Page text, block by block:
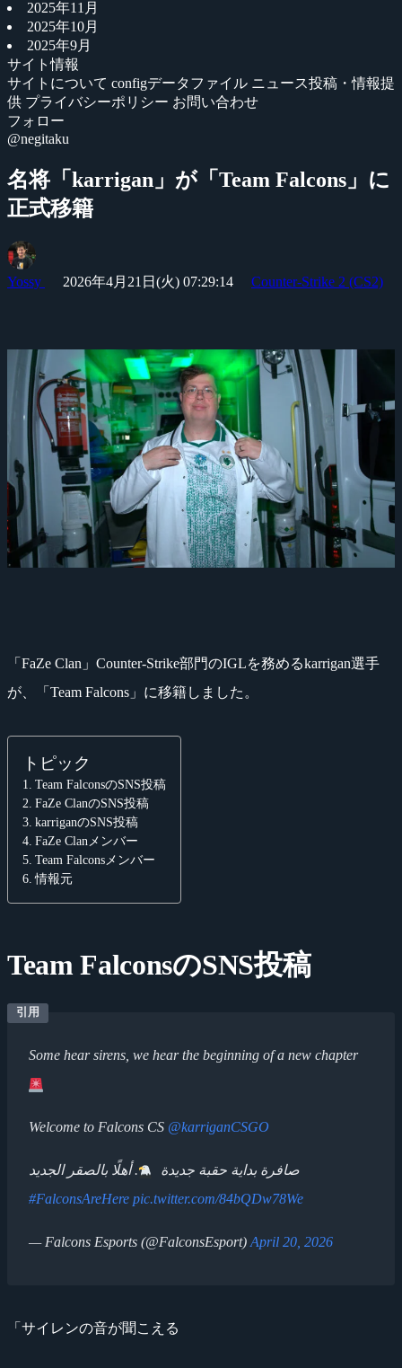
2025年11月
2025年10月
2025年9月
サイト情報
サイトについて configデータファイル ニュース投稿・情報提
供 プライバシーポリシー お問い合わせ
フォロー
@negitaku
名将「karrigan」が「Team Falcons」に
正式移籍
Yossy 2026年4月21日(火) 07:29:14 Counter-Strike 2 (CS2)
「FaZe Clan」Counter-Strike部門のIGLを務めるkarrigan選手
が、「Team Falcons」に移籍しました。
トピック
Team FalconsのSNS投稿
FaZe ClanのSNS投稿
karriganのSNS投稿
FaZe Clanメンバー
Team Falconsメンバー
情報元
Team FalconsのSNS投稿
Some hear sirens, we hear the beginning of a new chapter
Welcome to Falcons CS @karriganCSGO
صافرة بداية حقبة جديدة
. أهلًا بالصقر الجديد
#FalconsAreHere pic.twitter.com/84bQDw78We
— Falcons Esports (@FalconsEsport) April 20, 2026
「サイレンの音が聞こえる